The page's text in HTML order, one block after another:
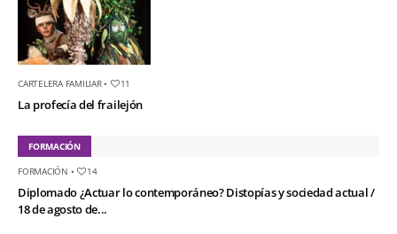
CARTELERA FAMILIAR• 11
La profecía del frailejón
FORMACIÓN
FORMACIÓN • 14
Diplomado ¿Actuar lo contemporáneo? Distopías y sociedad actual /
18 de agosto de...